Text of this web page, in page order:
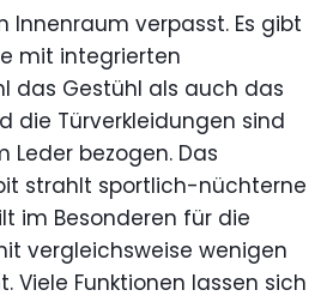
verpasst. Es gibt
mit integrierten
das Gestühl als auch das
die Türverkleidungen sind
bezogen. Das
strahlt sportlich-nüchterne
im Besonderen für die
vergleichsweise wenigen
Viele Funktionen lassen sich